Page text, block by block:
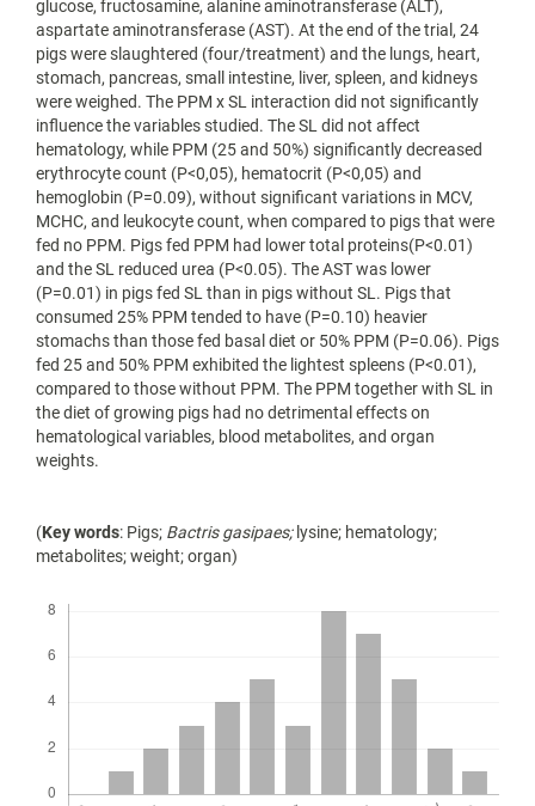
glucose, fructosamine, alanine aminotransferase (ALT),
aspartate aminotransferase (AST). At the end of the trial, 24
pigs were slaughtered (four/treatment) and the lungs, heart,
stomach, pancreas, small intestine, liver, spleen, and kidneys
were weighed. The PPM x SL interaction did not significantly
influence the variables studied. The SL did not affect
hematology, while PPM (25 and 50%) significantly decreased
erythrocyte count (P<0,05), hematocrit (P<0,05) and
hemoglobin (P=0.09), without significant variations in MCV,
MCHC, and leukocyte count, when compared to pigs that were
fed no PPM. Pigs fed PPM had lower total proteins(P<0.01)
and the SL reduced urea (P<0.05). The AST was lower
(P=0.01) in pigs fed SL than in pigs without SL. Pigs that
consumed 25% PPM tended to have (P=0.10) heavier
stomachs than those fed basal diet or 50% PPM (P=0.06). Pigs
fed 25 and 50% PPM exhibited the lightest spleens (P<0.01),
compared to those without PPM. The PPM together with SL in
the diet of growing pigs had no detrimental effects on
hematological variables, blood metabolites, and organ
weights.
(Key words: Pigs; Bactris gasipaes;lysine; hematology;
metabolites; weight; organ)